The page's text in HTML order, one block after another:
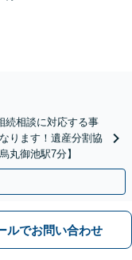
続相談に対応する事
ります！遺産分割協
丸御池駅7分】
ルでお問い合わせ